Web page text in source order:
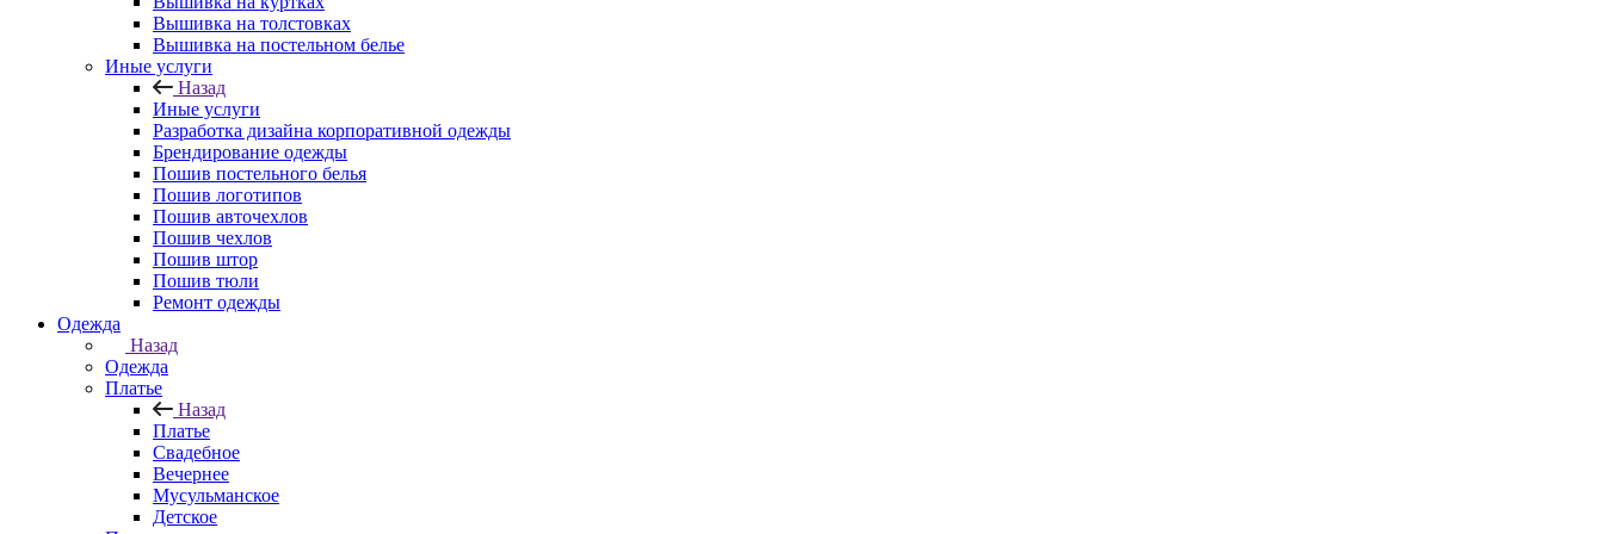
Вышивка на толстовках
Вышивка на постельном белье
Иные услуги
Назад
Иные услуги
Разработка дизайна корпоративной одежды
Брендирование одежды
Пошив постельного белья
Пошив логотипов
Пошив авточехлов
Пошив чехлов
Пошив штор
Пошив тюли
Ремонт одежды
Одежда
Назад
Одежда
Платье
Назад
Платье
Свадебное
Вечернее
Мусульманское
Детское